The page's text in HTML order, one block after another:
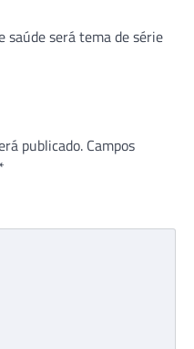
saúde será tema de série
publicado. Campos
*